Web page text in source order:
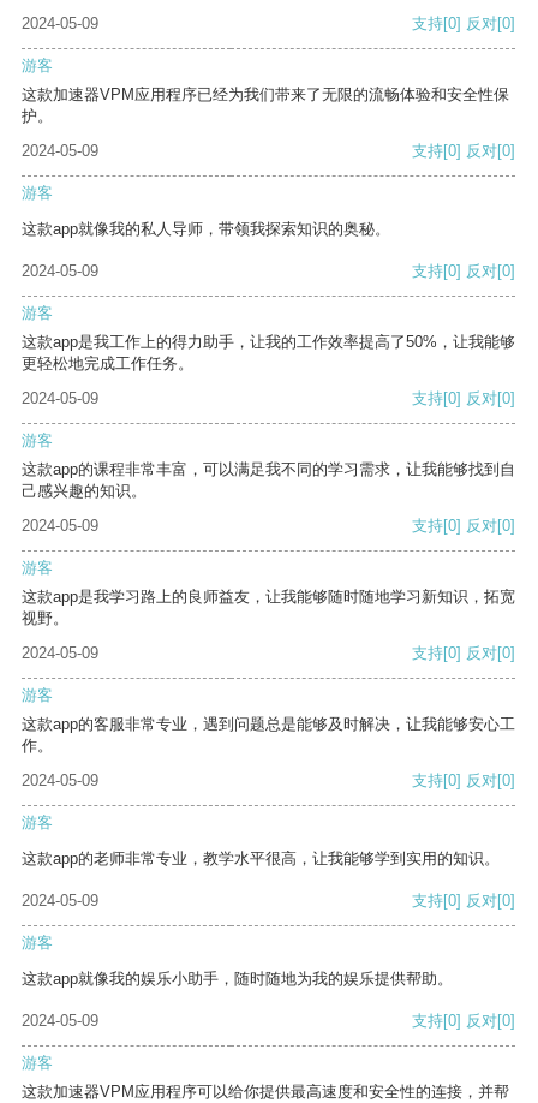
2024-05-09
支持[0] 反对[0]
游客
这款加速器VPM应用程序已经为我们带来了无限的流畅体验和安全性保
护。
2024-05-09
支持[0] 反对[0]
游客
这款app就像我的私人导师，带领我探索知识的奥秘。
2024-05-09 支持[0] 反对[0]
游客
这款app是我工作上的得力助手，让我的工作效率提高了50%，让我能够
更轻松地完成工作任务。
2024-05-09
支持[0] 反对[0]
游客
这款app的课程非常丰富，可以满足我不同的学习需求，让我能够找到自
己感兴趣的知识。
2024-05-09
支持[0] 反对[0]
游客
这款app是我学习路上的良师益友，让我能够随时随地学习新知识，拓宽
视野。
2024-05-09
支持[0] 反对[0]
游客
这款app的客服非常专业，遇到问题总是能够及时解决，让我能够安心工
作。
2024-05-09
支持[0] 反对[0]
游客
这款app的老师非常专业，教学水平很高，让我能够学到实用的知识。
2024-05-09 支持[0] 反对[0]
游客
这款app就像我的娱乐小助手，随时随地为我的娱乐提供帮助。
2024-05-09 支持[0] 反对[0]
游客
这款加速器VPM应用程序可以给你提供最高速度和安全性的连接，并帮